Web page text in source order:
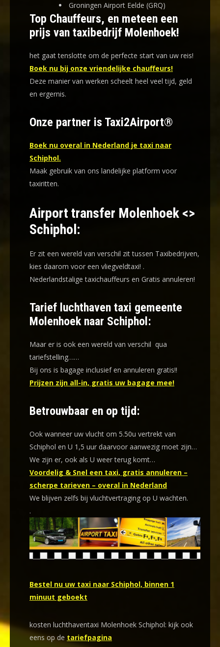
Groningen Airport Eelde (GRQ)
Top Chauffeurs, en meteen een
prijs van taxibedrijf Molenhoek!
het gaat tenslotte om de perfecte start van uw reis!
Boek nu bij onze vriendelijke chauffeurs!
Deze manier van werken scheelt heel veel tijd, geld
en ergernis.
Onze partner is Taxi2Airport®
Boek nu overal in Nederland je taxi naar
Schiphol.
Maak gebruik van ons landelijke platform voor
taxiritten.
Airport transfer Molenhoek <>
Schiphol:
Er zit een wereld van verschil zit tussen Taxibedrijven,
kies daarom voor een vliegveldtaxi! .
Nederlandstalige taxichauffeurs en Gratis annuleren!
Tarief luchthaven taxi gemeente
Molenhoek naar Schiphol:
Maar er is ook een wereld van verschil qua
tariefstelling……
Bij ons is bagage inclusief en annuleren gratis!!
Prijzen zijn all-in, gratis uw bagage mee!
Betrouwbaar en op tijd:
Ook wanneer uw vlucht om 5.50u vertrekt van
Schiphol en U 1,5 uur daarvoor aanwezig moet zijn…
We zijn er, ook als U weer terug komt…
Voordelig & Snel een taxi, gratis annuleren –
scherpe tarieven – overal in Nederland
We blijven zelfs bij vluchtvertraging op U wachten.
.
Bestel nu uw taxi naar Schiphol, binnen 1
minuut geboekt
kosten luchthaventaxi Molenhoek Schiphol: kijk ook
eens op de tariefpagina